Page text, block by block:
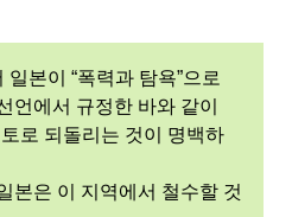
본이 “폭력과 탐욕”으로
언에서 규정한 바와 같이
로 되돌리는 것이 명백하
본은 이 지역에서 철수할 것